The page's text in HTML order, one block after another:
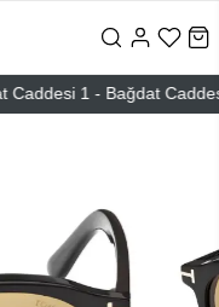
1 - Bağdat Caddesi